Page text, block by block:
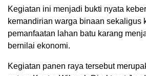
Kegiatan ini menjadi bukti nyata
kemandirian warga binaan sekaligus
pemanfaatan lahan batu karang
bernilai ekonomi.
Kegiatan panen raya tersebut